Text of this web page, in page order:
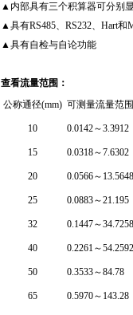
▲内部具有三个积算器可分别
▲具有RS485、RS232、Hart
▲具有自检与自论功能
查看流量范围：
公称通径(mm) 可测量流量范
10 0.0142～3.3912
15 0.0318～7.6302
20 0.0566～13.5648
25 0.0883～21.195
32 0.1447～34.7258
40 0.2261～54.2592
50 0.3533～84.78
65 0.5970～143.28